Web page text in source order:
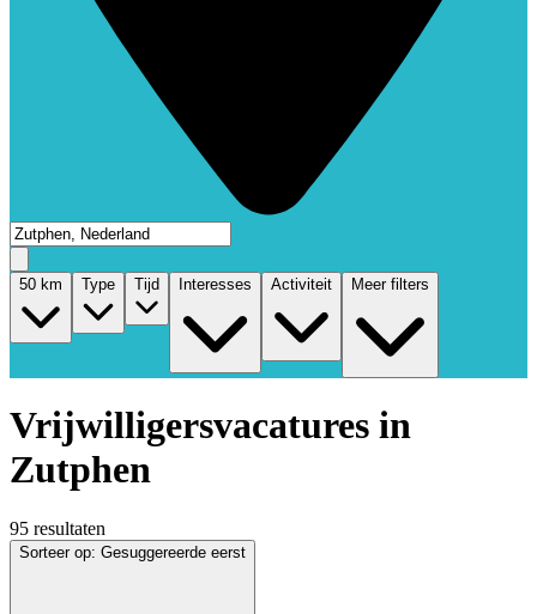
50 km Type Tijd Interesses Activiteit Meer filters
Vrijwilligersvacatures in
Zutphen
95 resultaten
Sorteer op: Gesuggereerde eerst